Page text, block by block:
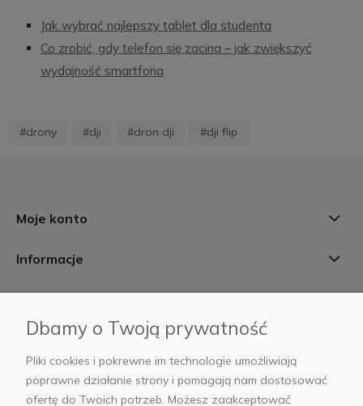
Jak wybrać najlepszy tablet dla studenta
Co zrobić, gdy telefon się zacina – jak zwiększyć
wydajność smartfona
#drony #dji #dron dji #dji flip
Moje konto
Informacje
AB Foto
Dbamy o Twoją prywatność
Pliki cookies i pokrewne im technologie umożliwiają
poprawne działanie strony i pomagają nam dostosować
ofertę do Twoich potrzeb. Możesz zaakceptować